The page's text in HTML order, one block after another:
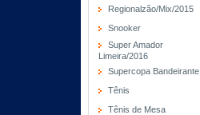
Regionalzão/Mix/2015
Snooker
Super Amador
Limeira/2016
Supercopa Bandeirante
Tênis
Tênis de Mesa